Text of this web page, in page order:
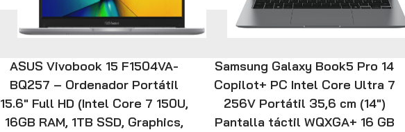
ASUS Vivobook 15 F1504VA-
BQ257 – Ordenador Portátil
15.6″ Full HD (Intel Core 7 150U,
16GB RAM, 1TB SSD, Graphics,
Samsung Galaxy Book5 Pro 14
Copilot+ PC Intel Core Ultra 7
256V Portátil 35,6 cm (14″)
Pantalla táctil WQXGA+ 16 GB